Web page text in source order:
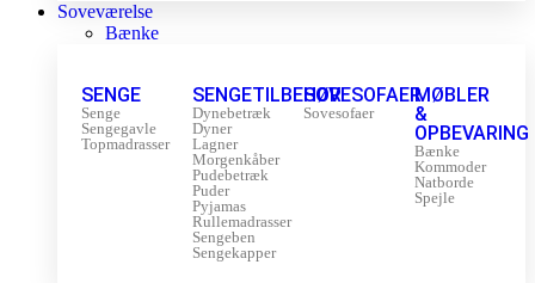
Soveværelse
Bænke
SENGE
Senge
Sengegavle
Topmadrasser
SENGETILBEHØR
Dynebetræk
Dyner
Lagner
Morgenkåber
Pudebetræk
Puder
Pyjamas
Rullemadrasser
Sengeben
Sengekapper
SOVESOFAER
Sovesofaer
MØBLER
&
OPBEVARING
Bænke
Kommoder
Natborde
Spejle